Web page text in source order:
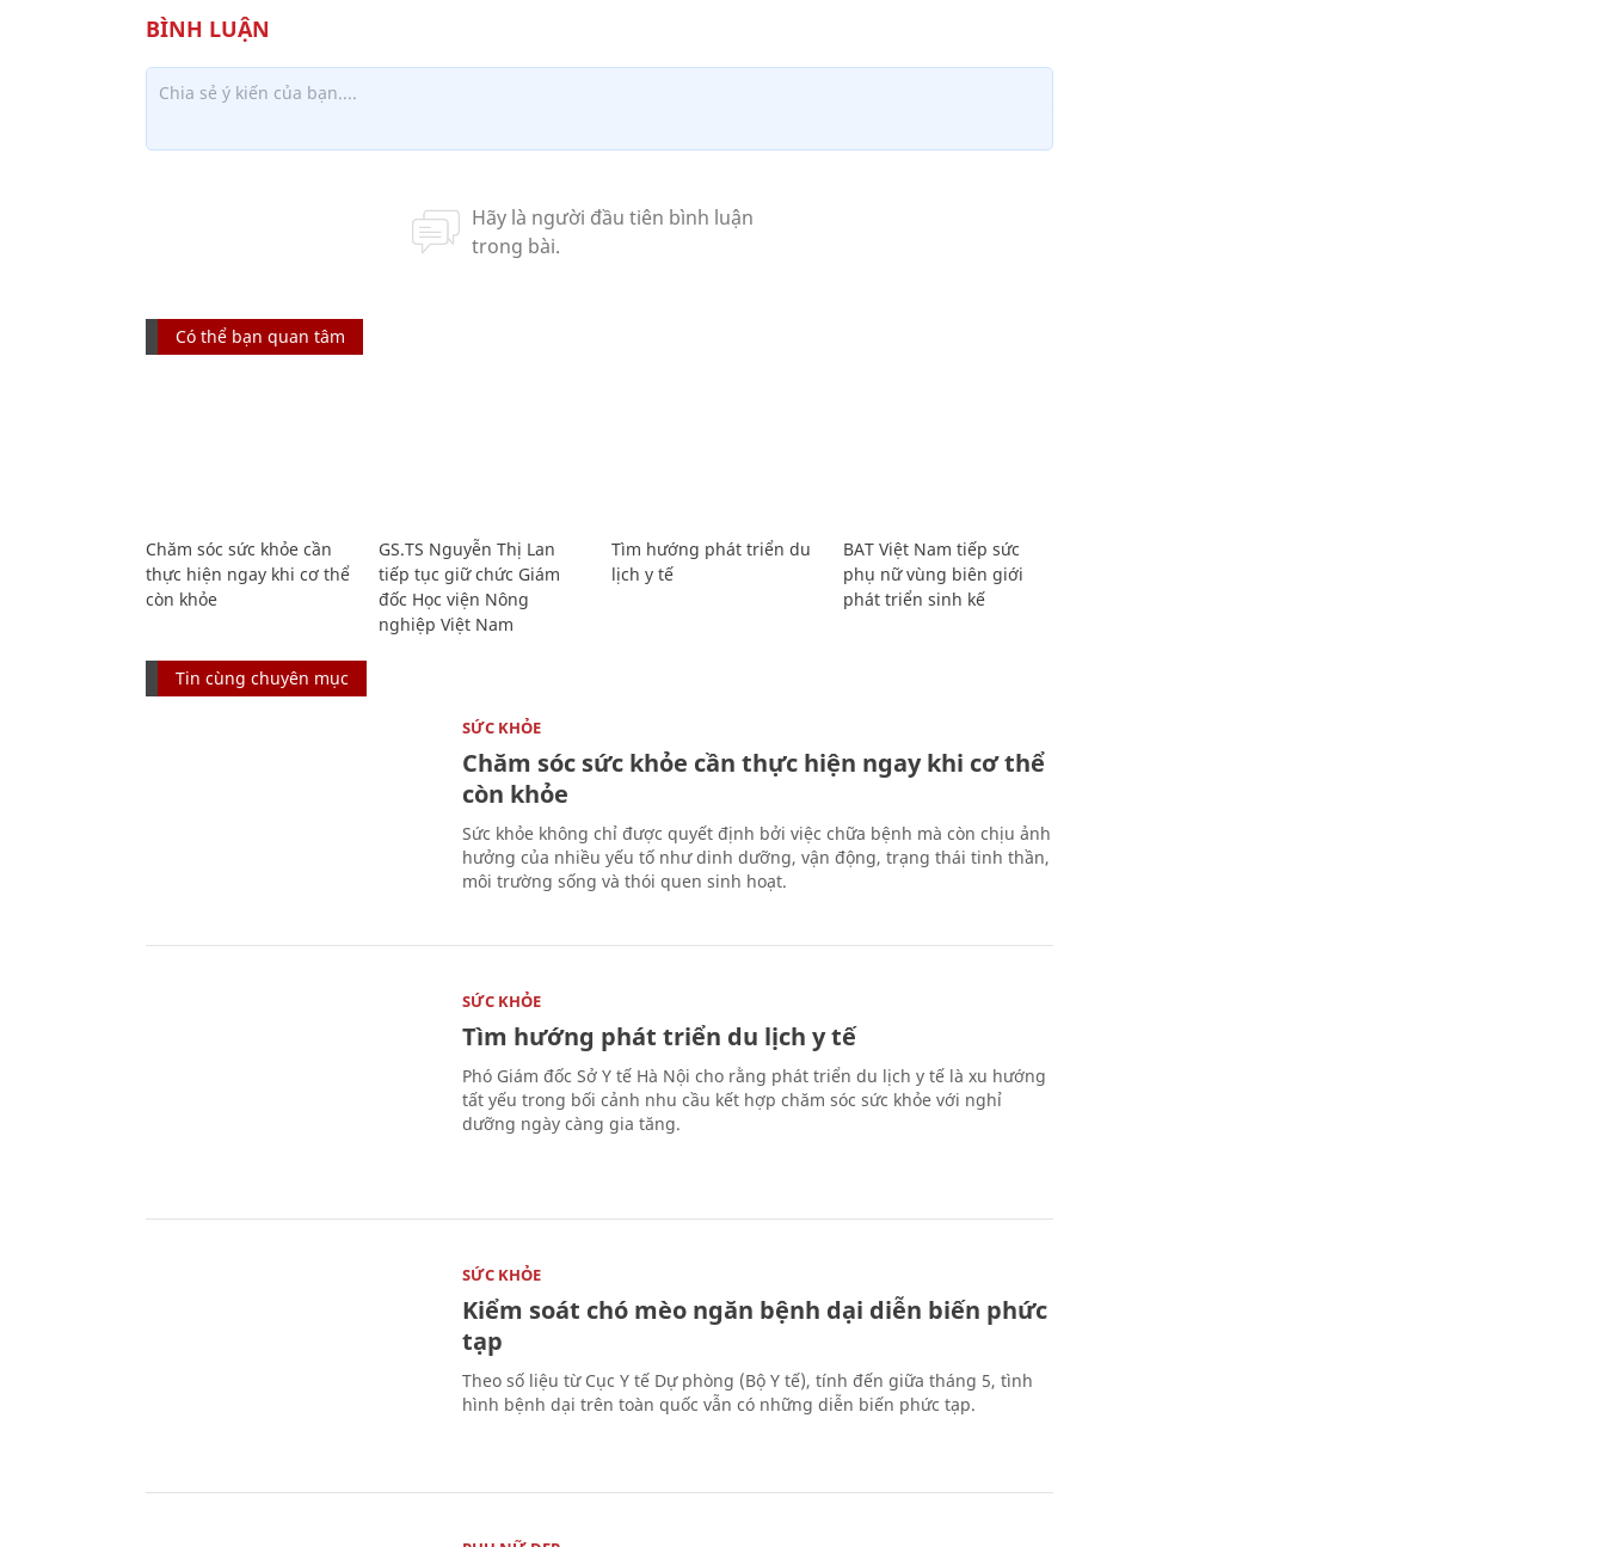
Có thể bạn quan tâm
Chăm sóc sức khỏe cần
thực hiện ngay khi cơ thể
còn khỏe
GS.TS Nguyễn Thị Lan
tiếp tục giữ chức Giám
đốc Học viện Nông
nghiệp Việt Nam
Tìm hướng phát triển du
lịch y tế
BAT Việt Nam tiếp sức
phụ nữ vùng biên giới
phát triển sinh kế
Tin cùng chuyên mục
SỨC KHỎE
Chăm sóc sức khỏe cần thực hiện ngay khi cơ thể
còn khỏe
Sức khỏe không chỉ được quyết định bởi việc chữa bệnh mà còn chịu ảnh
hưởng của nhiều yếu tố như dinh dưỡng, vận động, trạng thái tinh thần,
môi trường sống và thói quen sinh hoạt.
SỨC KHỎE
Tìm hướng phát triển du lịch y tế
Phó Giám đốc Sở Y tế Hà Nội cho rằng phát triển du lịch y tế là xu hướng
tất yếu trong bối cảnh nhu cầu kết hợp chăm sóc sức khỏe với nghỉ
dưỡng ngày càng gia tăng.
SỨC KHỎE
Kiểm soát chó mèo ngăn bệnh dại diễn biến phức
tạp
Theo số liệu từ Cục Y tế Dự phòng (Bộ Y tế), tính đến giữa tháng 5, tình
hình bệnh dại trên toàn quốc vẫn có những diễn biến phức tạp.